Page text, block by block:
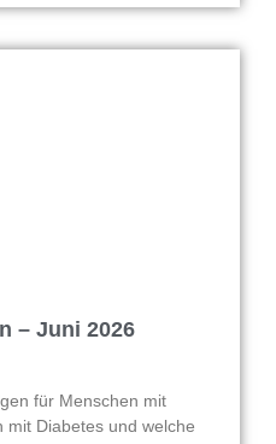
– Juni 2026
für Menschen mit
mit Diabetes und welche